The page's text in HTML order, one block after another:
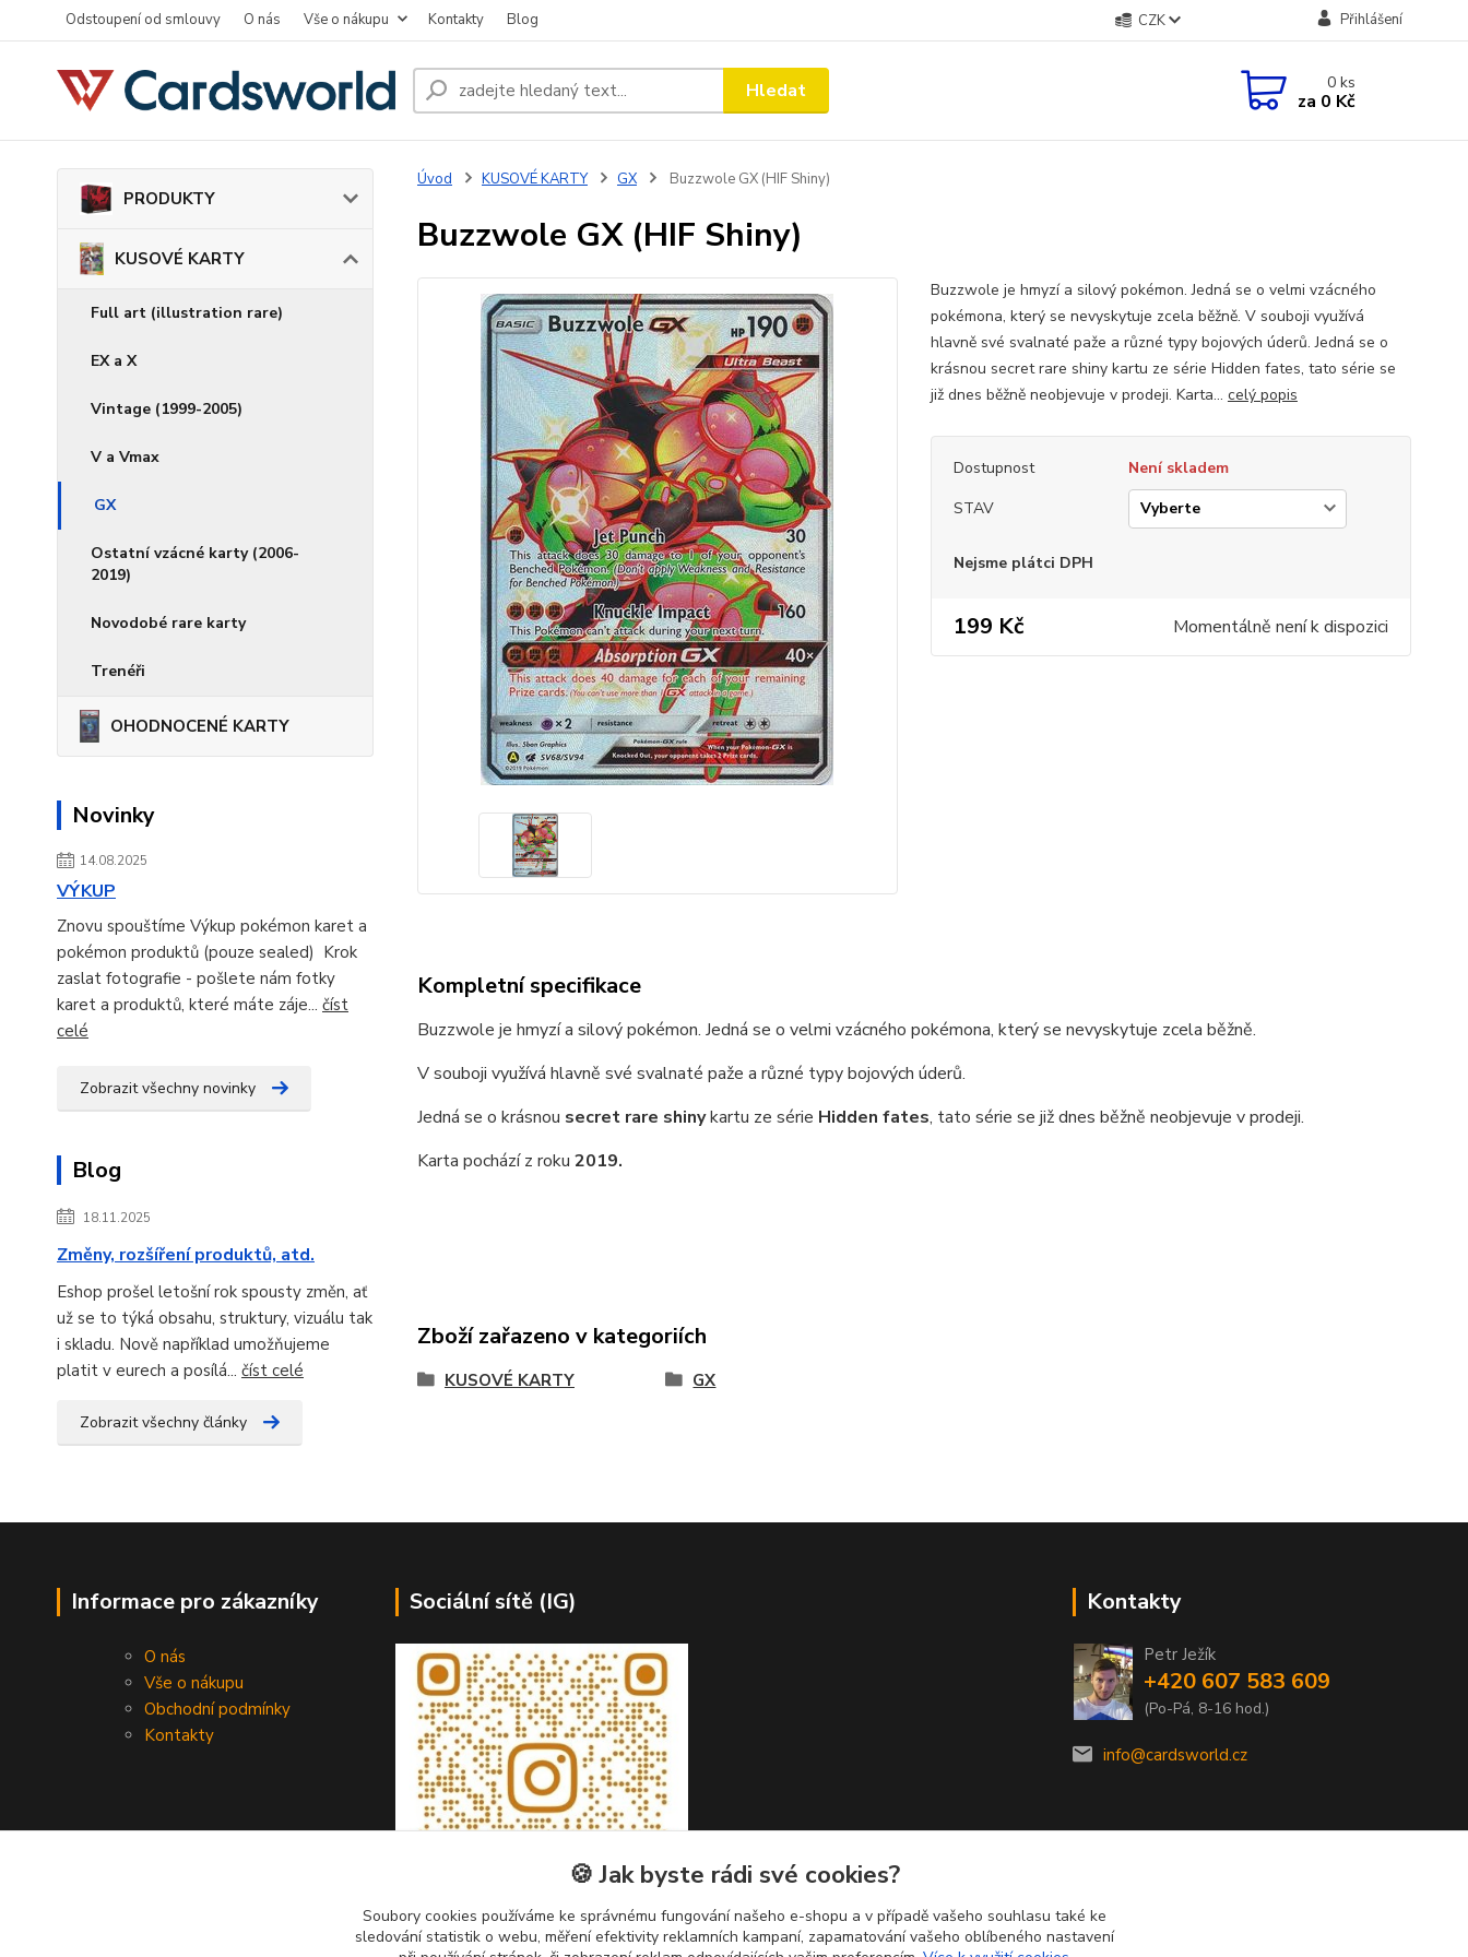
Odstoupení od smlouvy O nás Vše o nákupu Kontakty Blog CZK Přihlášení
Hledat 0ks
za 0 Kč
PRODUKTY
KUSOVÉ KARTY
Full art (illustration rare)
EX a X
Vintage (1999-2005)
V a Vmax
GX
Ostatní vzácné karty (2006-
2019)
Novodobé rare karty
Trenéři
OHODNOCENÉ KARTY
Novinky
14.08.2025
VÝKUP
Znovu spouštíme Výkup pokémon karet a
pokémon produktů (pouze sealed) Krok
zaslat fotografie - pošlete nám fotky
karet a produktů, které máte záje... číst
celé
Zobrazit všechny novinky
Blog
18.11.2025
Změny, rozšíření produktů, atd.
Eshop prošel letošní rok spousty změn, ať
už se to týká obsahu, struktury, vizuálu tak
i skladu. Nově například umožňujeme
platit v eurech a posílá... číst celé
Zobrazit všechny články
Úvod KUSOVÉ KARTY GX Buzzwole GX (HIF Shiny)
Buzzwole GX (HIF Shiny)
Buzzwole je hmyzí a silový pokémon. Jedná se o velmi vzácného
pokémona, který se nevyskytuje zcela běžně. V souboji využívá
hlavně své svalnaté paže a různé typy bojových úderů. Jedná se o
krásnou secret rare shiny kartu ze série Hidden fates, tato série se
již dnes běžně neobjevuje v prodeji. Karta... celý popis
Dostupnost
Není skladem
STAV
Nejsme plátci DPH
199 Kč Momentálně není k dispozici
Kompletní specifikace
Buzzwole je hmyzí a silový pokémon. Jedná se o velmi vzácného pokémona, který se nevyskytuje zcela běžně.
V souboji využívá hlavně své svalnaté paže a různé typy bojových úderů.
Jedná se o krásnou secret rare shinykartu ze série Hidden fates, tato série se již dnes běžně neobjevuje v prodeji.
Karta pochází z roku 2019.
Zboží zařazeno v kategoriích
KUSOVÉ KARTY GX
Informace pro zákazníky
O nás
Vše o nákupu
Obchodní podmínky
Kontakty
Sociální sítě (IG) Kontakty
Petr Ježík
+420 607 583 609
(Po-Pá, 8-16 hod.)
info@cardsworld.cz
🍪 Jak byste rádi své cookies?
Soubory cookies používáme ke správnému fungování našeho e-shopu a v případě vašeho souhlasu také ke
sledování statistik o webu, měření efektivity reklamních kampaní, zapamatování vašeho oblíbeného nastavení